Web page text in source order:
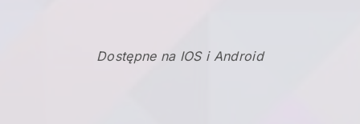
Dostępne na IOS i Android